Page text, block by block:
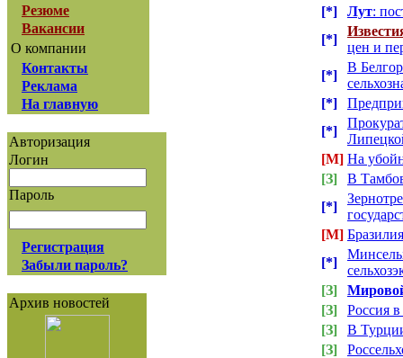
Резюме
Вакансии
О компании
Контакты
Реклама
На главную
Авторизация
Логин
Пароль
Регистрация
Забыли пароль?
Архив новостей
[*]
Лут:
[*]
цен и
[*]
В
[*]
[*]
[М] На
[З]
В
[*]
[М]
[*]
[З]
[З]
Россия
[З]
В
[З]